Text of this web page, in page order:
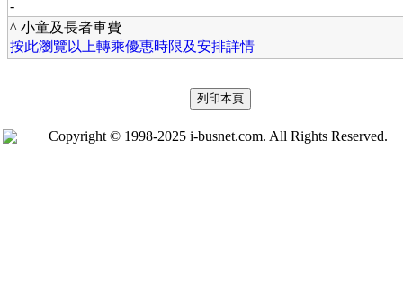
-
^ 小童及長者車費
按此瀏覽以上轉乘優惠時限及安排詳情
Copyright © 1998-2025 i-busnet.com. All Rights Reserved.